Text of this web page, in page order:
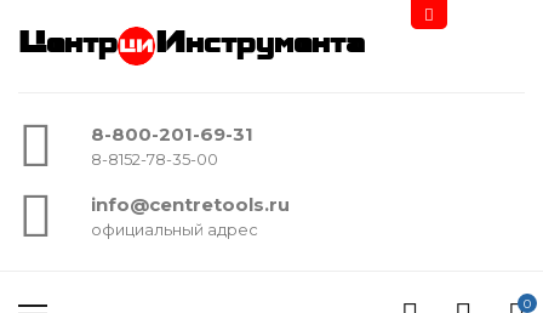
Центр Инструмента
8-800-201-69-31
8-8152-78-35-00
info@centretools.ru
официальный адрес
0